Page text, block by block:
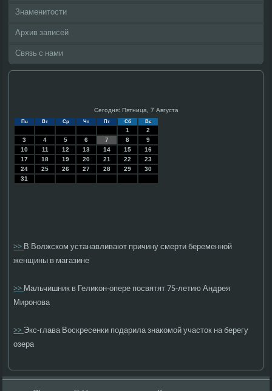
Знаменитости
Архив записей
Связь с нами
Сегодня: Пятница, 7 Августа
Пн Вт Ср Чт Пт Сб Вс
1
2
3
4 5 6 7 8
9
10
11 12 13 14 15
16
17
18 19 20 21 22
23
24
25 26 27 28 29
30
31
>>В Волжском устанавливают причину смерти беременной
женщины в магазине
>>Мальчишник в Геликон-опере посвятят 75-летию Андрея
Миронова
>>Экс-глава Воскресенки подарила знакомой участок на берегу
озера